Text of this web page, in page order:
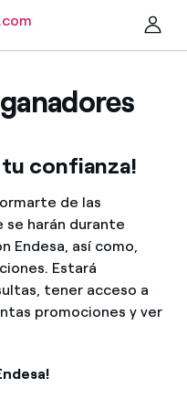
te conviene
empresa y ahorra
descontamos otro
tu confianza!
de las
harán durante
Endesa, así como,
Estará
tener acceso a
promociones y ver